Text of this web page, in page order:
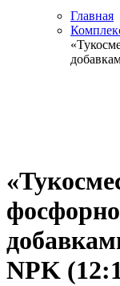
Главная
NPK